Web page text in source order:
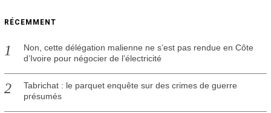
0
RÉCEMMENT
Non, cette délégation malienne ne s’est pas rendue en Côte
d’Ivoire pour négocier de l’électricité
Tabrichat : le parquet enquête sur des crimes de guerre
présumés